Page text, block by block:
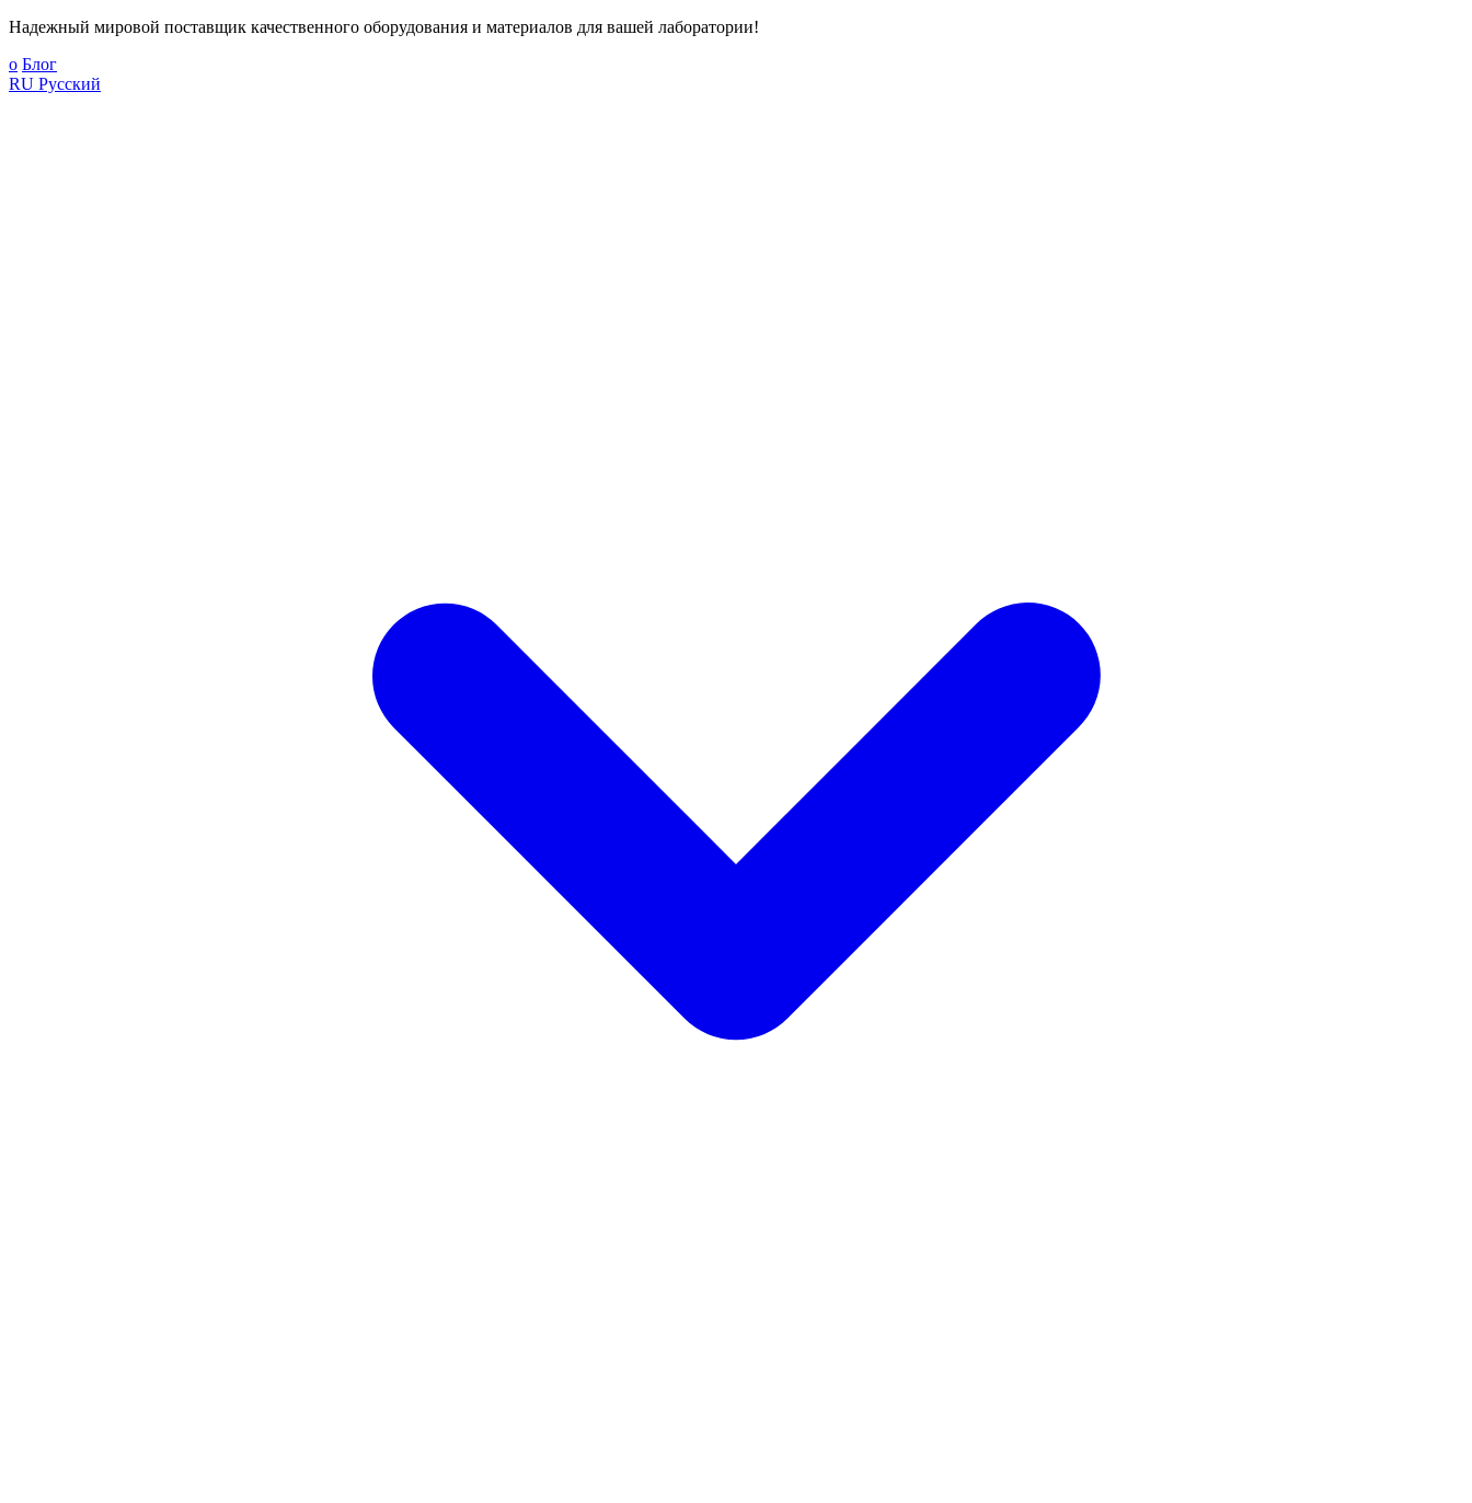
Надежный мировой поставщик качественного оборудования и материалов для вашей лаборатории!
о Блог
RU Русский